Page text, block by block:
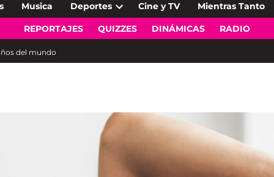
Musica Deportes
Open
dropdown
Cine y TV Mientras Tanto
REPORTAJES QUIZZES DINÁMICAS RADIO
del mundo